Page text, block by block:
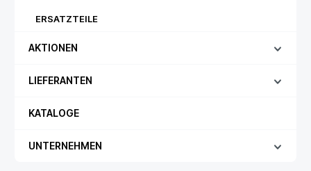
ERSATZTEILE
AKTIONEN
LIEFERANTEN
KATALOGE
UNTERNEHMEN